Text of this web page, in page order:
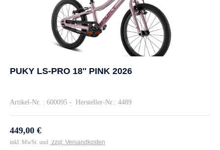
PUKY LS-PRO 18'' PINK 2026
Artikel-Nr. : 600095 - Hersteller-Nr.: 4489
449,00 €
inkl. MwSt. und zzgl. Versandkosten